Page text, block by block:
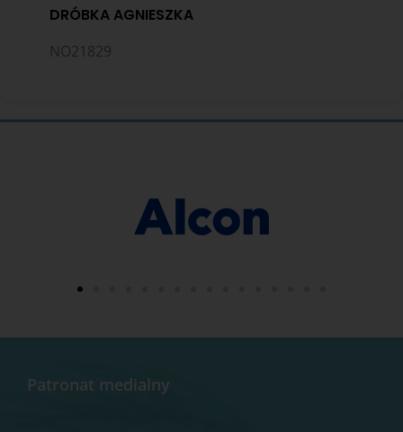
DRÓBKA AGNIESZKA
NO21829
Patronat medialny